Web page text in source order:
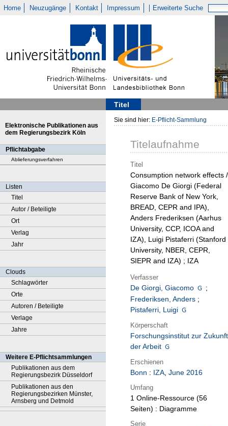
Home Neuzugänge Kontakt Impressum Erweiterte Suche
Titel
Elektronische Publikationen aus
dem Regierungsbezirk Köln
Pflichtabgabe
Ablieferungsverfahren
Listen
Titel
Autor / Beteiligte
Ort
Verlag
Jahr
Clouds
Schlagwörter
Orte
Autoren / Beteiligte
Verlage
Jahre
Weitere E-Pflichtsammlungen
Publikationen aus dem
Regierungsbezirk Düsseldorf
Publikationen aus den
Regierungsbezirken Münster,
Arnsberg und Detmold
Sie sind hier: E-Pflicht-Sammlung
Titelaufnahme
Titel
Consumption network effects /
Giacomo De Giorgi (Federal
Reserve Bank of New York,
BREAD, CEPR and IPA),
Anders Frederiksen (Aarhus
University, CCP, ICOA and
IZA), Luigi Pistaferri (Stanford
University, NBER, CEPR,
SIEPR and IZA) ; IZA
Verfasser
De Giorgi, Giacomo
;
Frederiksen, Anders ;
Pistaferri, Luigi
Körperschaft
Forschungsinstitut zur Zukunft
der Arbeit
Erschienen
Bonn : IZA, June 2016
Umfang
1 Online-Ressource (56
Seiten) : Diagramme
Serie